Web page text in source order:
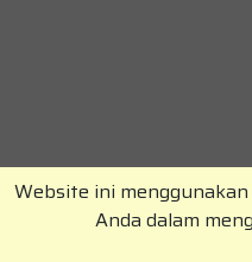
Copyright ©
Website ini
Anda dalam